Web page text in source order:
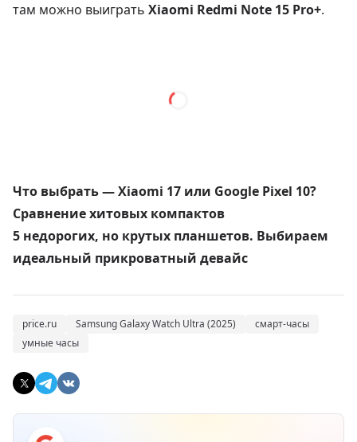
там можно выиграть Xiaomi Redmi Note 15 Pro+.
Что выбрать — Xiaomi 17 или Google Pixel 10?
Сравнение хитовых компактов
5 недорогих, но крутых планшетов. Выбираем
идеальный прикроватный девайс
price.ru Samsung Galaxy Watch Ultra (2025)
смарт-часы
умные часы